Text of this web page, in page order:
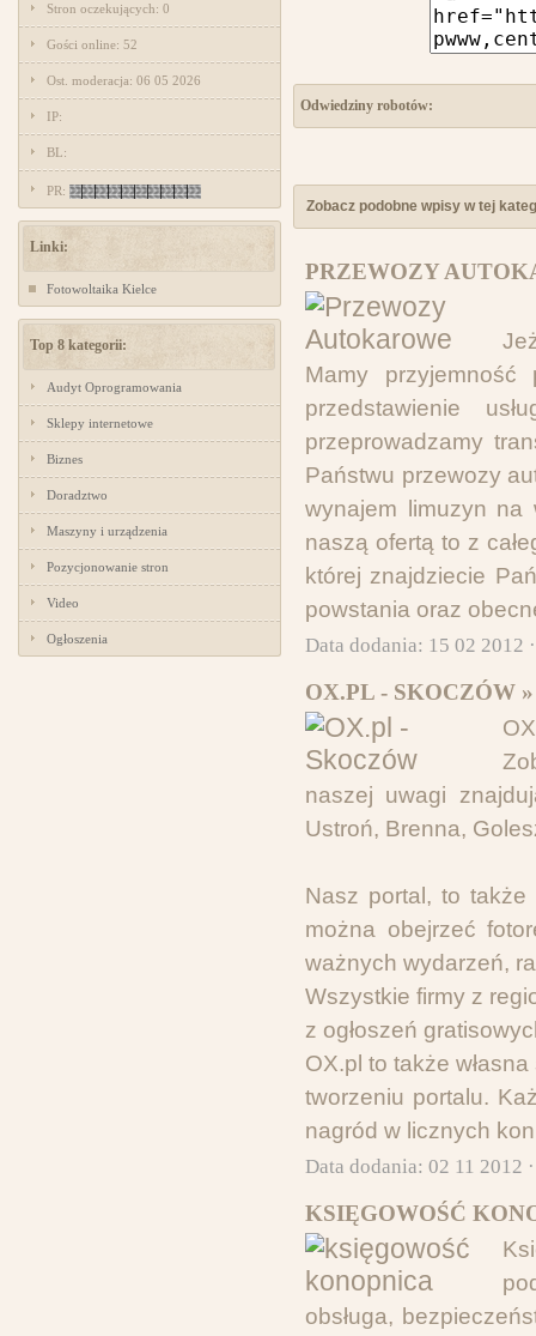
Stron oczekujących: 0
Gości online: 52
Ost. moderacja: 06 05 2026
IP:
BL:
PR:
Linki:
Fotowoltaika Kielce
Top 8 kategorii:
Audyt Oprogramowania
Sklepy internetowe
Biznes
Doradztwo
Maszyny i urządzenia
Pozycjonowanie stron
Video
Ogłoszenia
Odwiedziny robotów:
Zobacz podobne wpisy w tej
PRZEWOZY
Mamy
przedstawienie
przeprowadzamy
Państwu przewozy
wynajem limuzyn na
naszą ofertą to z
której znajdziecie
powstania oraz
Data dodania: 15 02 2012
OX.PL - SKOCZÓW »
naszej uwagi
Ustroń, Brenna,
Nasz portal, to także
można obejrzeć
ważnych wydarzeń,
Wszystkie firmy z
z ogłoszeń
OX.pl to także
tworzeniu portalu.
nagród w licznych
Data dodania: 02 11 2012
KSIĘGOWOŚĆ
obsługa,